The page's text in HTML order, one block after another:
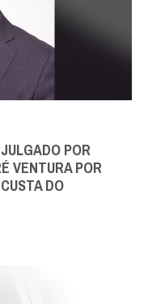
POR
VENTURA POR
DO